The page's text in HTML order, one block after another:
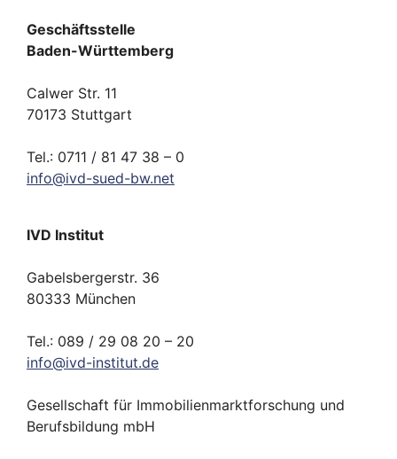
Geschäftsstelle
Baden-Württemberg
Calwer Str. 11
70173 Stuttgart
Tel.: 0711 / 81 47 38 – 0
info@ivd-sued-bw.net
IVD Institut
Gabelsbergerstr. 36
80333 München
Tel.: 089 / 29 08 20 – 20
info@ivd-institut.de
Gesellschaft für Immobilienmarktforschung und
Berufsbildung mbH